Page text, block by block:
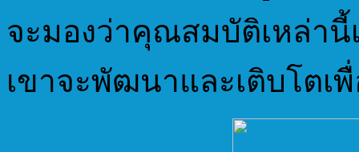
จะมองว่าคุณสมบัติเหล่า
เขาจะพัฒนาและเติบโตเ